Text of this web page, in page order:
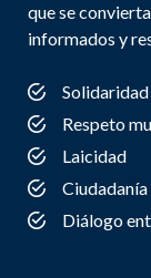
que se
informados y
Solidaridad
Respeto
Laicidad
Ciudadanía
Diálogo